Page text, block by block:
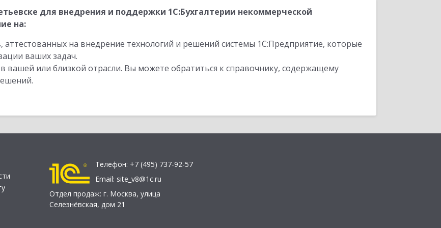
для внедрения и поддержки 1С:Бухгалтерии некоммерческой
на:
аттестованных на внедрение технологий и решений системы 1С:Предприятие, которые
ваших задач.
или близкой отрасли. Вы можете обратиться к справочнику, содержащему
Телефон: +7 (495) 737-92-57
Email: site_v8@1c.ru
Отдел продаж: г. Москва, улица
Селезнёвская, дом 21